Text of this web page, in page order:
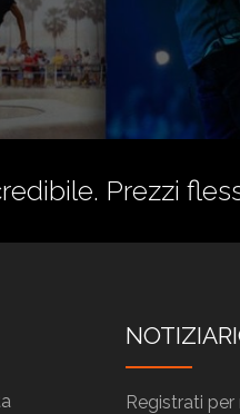
Prezzi
Registrati